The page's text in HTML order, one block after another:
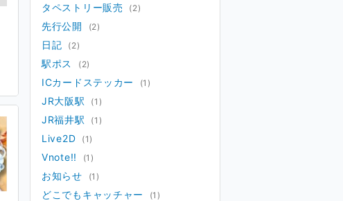
タペストリー販売 (2)
先行公開 (2)
日記 (2)
駅ポス (2)
ICカードステッカー (1)
JR大阪駅 (1)
JR福井駅 (1)
Live2D (1)
Vnote!! (1)
お知らせ (1)
どこでもキャッチャー (1)